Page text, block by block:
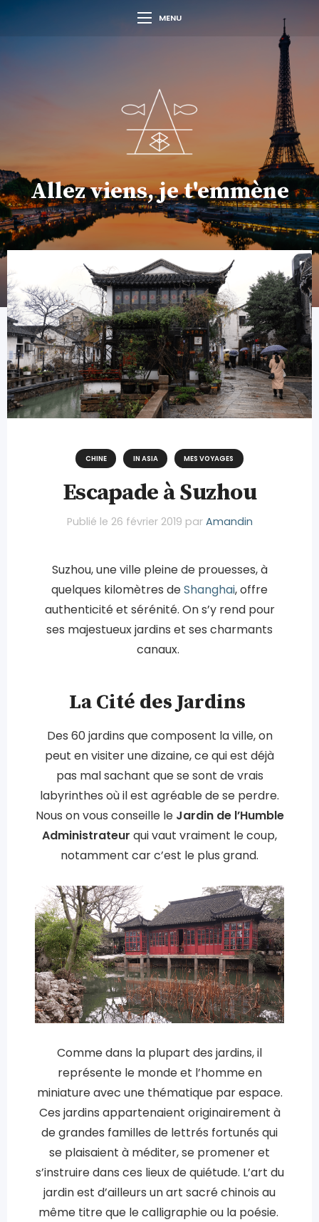
MENU
Allez viens, je t'emmène
CHINE IN ASIA MES VOYAGES
Escapade à Suzhou
Publié le 26 février 2019 par Amandin
Suzhou, une ville pleine de prouesses, à
quelques kilomètres deShanghai, offre
authenticité et sérénité. On s’y rend pour
ses majestueux jardins et ses charmants
canaux.
La Cité des Jardins
Des 60 jardins que composent la ville, on
peut en visiter une dizaine, ce qui est déjà
pas mal sachant que se sont de vrais
labyrinthes où il est agréable de se perdre.
Nous on vous conseille le Jardin de l’Humble
Administrateur qui vaut vraiment le coup,
notamment car c’est le plus grand.
Comme dans la plupart des jardins, il
représente le monde et l’homme en
miniature avec une thématique par espace.
Ces jardins appartenaient originairement à
de grandes familles de lettrés fortunés qui
se plaisaient à méditer, se promener et
s’instruire dans ces lieux de quiétude. L’art du
jardin est d’ailleurs un art sacré chinois au
même titre que le calligraphie ou la poésie.